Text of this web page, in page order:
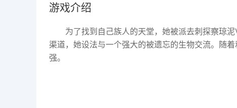
游戏介绍
为了找到自己族人的天堂，她被派去刺探察琼
渠道，她设法与一个强大的被遗忘的生物交流。随
强。